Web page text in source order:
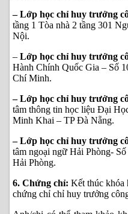
– Lớp học chỉ huy trưởng
tầng 1 Tòa nhà 2 tầng 301
Nội.
– Lớp học chỉ huy trưởng
Hành Chính Quốc Gia – Số
Chí Minh.
– Lớp học chỉ huy trưởng
tâm thông tin học liệu Đại
Minh Khai – TP Đà Nẵng.
– Lớp học chỉ huy trưởng
tâm ngoại ngữ Hải Phòng-
Hải Phòng.
6. Chứng chỉ: Kết thúc khóa
chứng chỉ chỉ huy trưởng